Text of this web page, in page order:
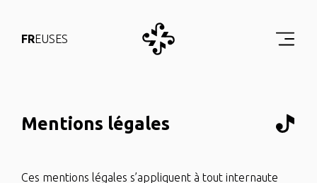
FREUSES
Mentions légales
Ces mentions légales s’appliquent à tout internaute